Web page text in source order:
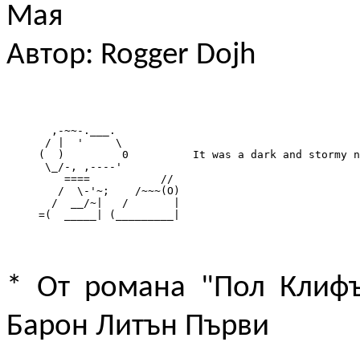
Мая
Автор: Rogger Dojh
       ,-~~-.___.
      / |  '     \
(  )         0          It was a dark and stormy
      \_/-, ,----'
         ====           //
        /  \-'~;    /~~~(O)
       /  __/~|   /       |
     =(  _____| (_________|
* От романа "Пол
Барон Литън Първи